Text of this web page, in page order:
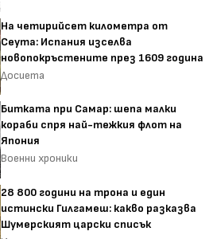
На четирийсет километра от
Сеута: Испания изселва
новопокръстените през 1609 година
Досиета
Битката при Самар: шепа малки
кораби спря най-тежкия флот на
Япония
Военни хроники
28 800 години на трона и един
истински Гилгамеш: какво разказва
Шумерският царски списък